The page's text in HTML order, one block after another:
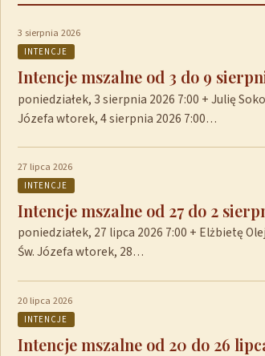
3 sierpnia 2026
INTENCJE
Intencje mszalne od 3 do 9
poniedziałek, 3 sierpnia 2026 7:00 + Julię
Józefa wtorek, 4 sierpnia 2026 7:00…
27 lipca 2026
INTENCJE
Intencje mszalne od 27 do 2
poniedziałek, 27 lipca 2026 7:00 + Elżbietę
Św. Józefa wtorek, 28…
20 lipca 2026
INTENCJE
Intencje mszalne od 20 do 26